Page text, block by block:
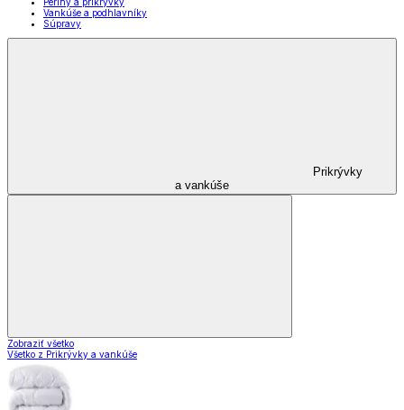
Vankúše a podhlavníky
Súpravy
Prikrývky
a vankúše
Zobraziť všetko
Všetko z Prikrývky a vankúše